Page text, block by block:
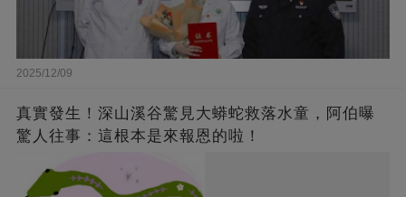
2025/12/09
真實發生！深山溪谷驚見大蟒蛇救落水童，阿伯曝
驚人往事：這根本是來報恩的啦！